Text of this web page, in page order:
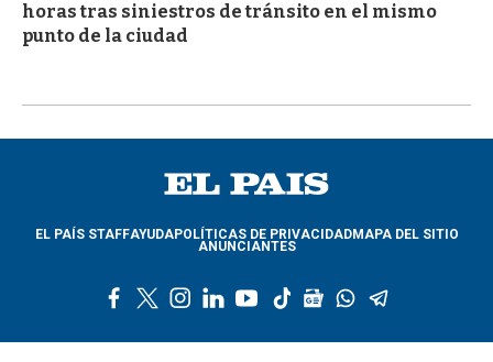
horas tras siniestros de tránsito en el mismo
punto de la ciudad
EL PAÍS STAFFAYUDAPOLÍTICAS DE PRIVACIDADMAPA DEL SITIO
ANUNCIANTES
c
w
i
s
l
n
y
u
t
k
g
o
w
a
l